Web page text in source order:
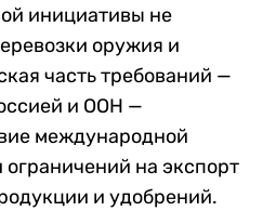
инициативы не
оружия и
часть требований —
и ООН —
международной
ограничений на экспорт
и удобрений.